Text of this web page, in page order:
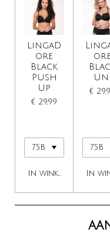
LingaD
ore
Black
Push
Up
€ 29,99
In winkelwagen
ore
Uni
€
In